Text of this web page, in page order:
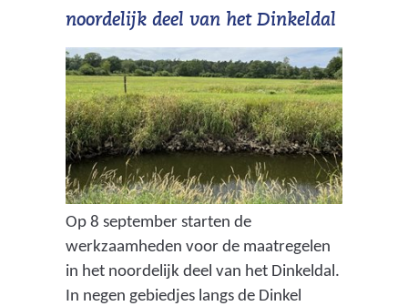
noordelijk deel van het Dinkeldal
Op 8 september starten de
werkzaamheden voor de maatregelen
in het noordelijk deel van het Dinkeldal.
In negen gebiedjes langs de Dinkel